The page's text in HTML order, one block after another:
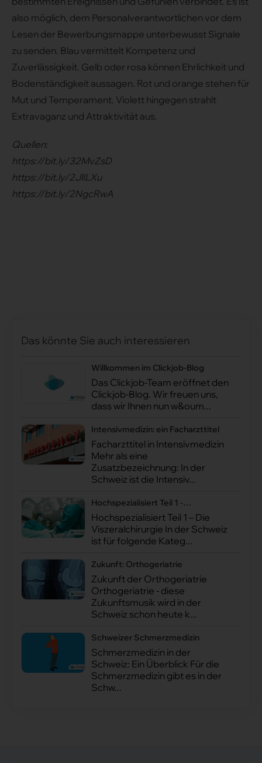
also möglich, dem Personalverantwortlichen vor dem
Lesen der Bewerbungsmappe unterbewusst Signale
zu senden. Blau vermittelt Kompetenz und
Zuverlässigkeit. Gelb oder rosa können Ehrlichkeit und
Bodenständigkeit aussagen. Rot und orange stehen für
Mut und Temperament. Violett hingegen strahlt
Extravaganz und Attraktivität aus.
Quellen:
https://bit.ly/32MvZsD
https://bit.ly/2JlILXu
https://bit.ly/2NgcRwA
Das könnte Sie auch interessieren
Willkommen im Clickjob-Blog
Das Clickjob-Team eröffnet den
Clickjob-Blog. Wir freuen uns,
dass wir Ihnen nun w&oum...
Intensivmedizin: ein Facharzttitel
Facharzttitel in Intensivmedizin
Mehr als eine
Zusatzbezeichnung: In der
Schweiz ist die Intensiv...
Hochspezialisiert Teil 1 -
Viszeralchirurgie
Hochspezialisiert Teil 1 – Die
Viszeralchirurgie In der Schweiz
ist für folgende Kateg...
Zukunft: Orthogeriatrie
Zukunft der Orthogeriatrie
Orthogeriatrie - diese
Zukunftsmusik wird in der
Schweiz schon heute k...
Schweizer Schmerzmedizin
Schmerzmedizin in der
Schweiz: Ein Überblick Für die
Schmerzmedizin gibt es in der
Schw...